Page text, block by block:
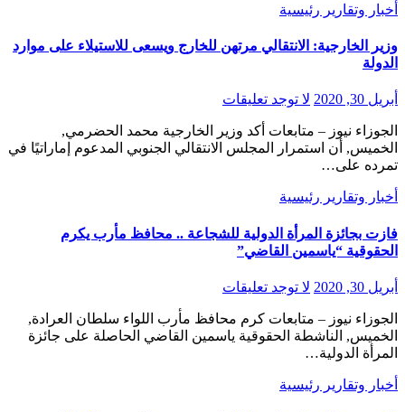
أخبار وتقارير رئيسية
وزير الخارجية: الانتقالي مرتهن للخارج ويسعى للاستيلاء على موارد
الدولة
أبريل 30, 2020 لا توجد تعليقات
الخميس, أن استمرار المجلس الانتقالي الجنوبي المدعوم إماراتيًا في
تمرده على…
أخبار وتقارير رئيسية
فازت بجائزة المرأة الدولية للشجاعة .. محافظ مأرب يكرم
الحقوقية “ياسمين القاضي”
أبريل 30, 2020 لا توجد تعليقات
الخميس, الناشطة الحقوقية ياسمين القاضي الحاصلة على جائزة
المرأة الدولية…
أخبار وتقارير رئيسية